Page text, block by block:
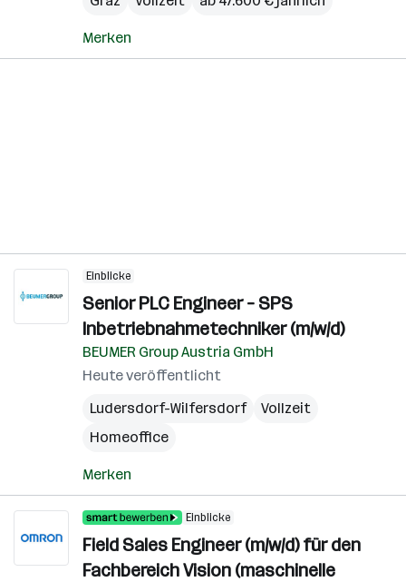
Merken
Einblicke
Senior PLC Engineer – SPS
Inbetriebnahmetechniker (m/w/d)
BEUMER Group Austria GmbH
Heute veröffentlicht
Ludersdorf-Wilfersdorf
Vollzeit
Homeoffice
Merken
Einblicke
Field Sales Engineer (m/w/d) für den
Fachbereich Vision (maschinelle